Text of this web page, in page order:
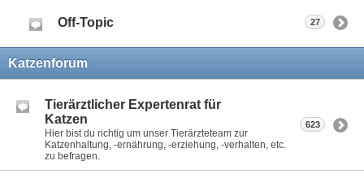
Off-Topic 27
Katzenforum
Tierärztlicher Expertenrat für
Katzen
Hier bist du richtig um unser Tierärzteteam zur
Katzenhaltung, -ernährung, -erziehung, -verhalten, etc.
zu befragen.
623